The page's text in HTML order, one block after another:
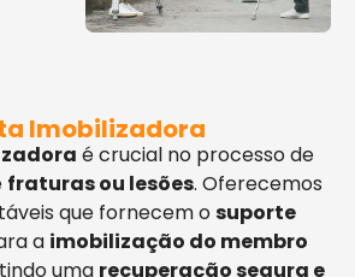
Imobilizadora
é crucial no processo de
fraturas ou lesões. Oferecemos
que fornecem osuporte
a imobilização do membro
uma recuperação segura e